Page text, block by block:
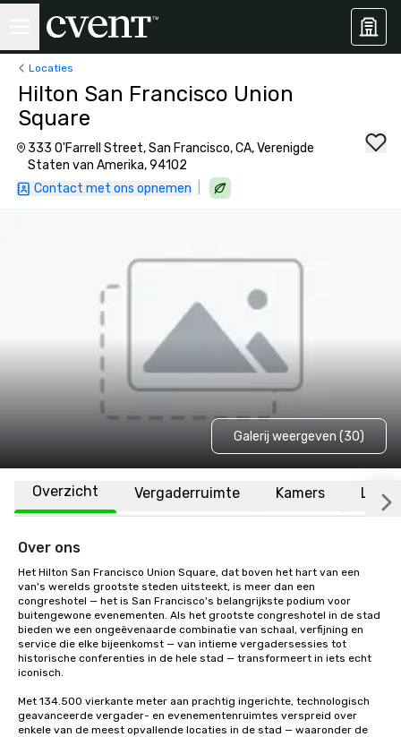
Locaties
Hilton San Francisco Union
Square
333 O'Farrell Street, San Francisco, CA, Verenigde
Staten van Amerika, 94102
Contact met ons opnemen
Galerij weergeven (30)
Overzicht Vergaderruimte Kamers
Over ons
Het Hilton San Francisco Union Square, dat boven het hart van een
van's werelds grootste steden uitsteekt, is meer dan een
congreshotel — het is San Francisco's belangrijkste podium voor
buitengewone evenementen. Als het grootste congreshotel in de stad
bieden we een ongeëvenaarde combinatie van schaal, verfijning en
service die elke bijeenkomst — van intieme vergadersessies tot
historische conferenties in de hele stad — transformeert in iets echt
iconisch.
Met 134.500 vierkante meter aan prachtig ingerichte, technologisch
geavanceerde vergader- en evenementenruimtes verspreid over
enkele van de meest opvallende locaties in de stad — waaronder de